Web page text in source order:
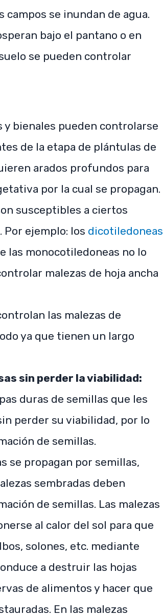
campos se inundan de agua.
bajo el pantano o en
se pueden controlar
y bienales pueden controlarse
de la etapa de plántulas de
arados profundos para
por la cual se propagan.
susceptibles a ciertos
ejemplo: los dicotiledoneas
las monocotiledoneas no lo
malezas de hoja ancha
las malezas de
ya que tienen un largo
sin perder la viabilidad:
duras de semillas que les
perder su viabilidad, por lo
de semillas.
se propagan por semillas,
sembradas deben
de semillas. Las malezas
al calor del sol para que
solones, etc. mediante
a destruir las hojas
de alimentos y hacer que
En las malezas